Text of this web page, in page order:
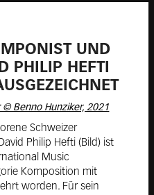
UND
PHIL­IP HEFTI
Schweizer
Philip Hefti (Bild) ist
Music
Komposition mit
worden. Für sein